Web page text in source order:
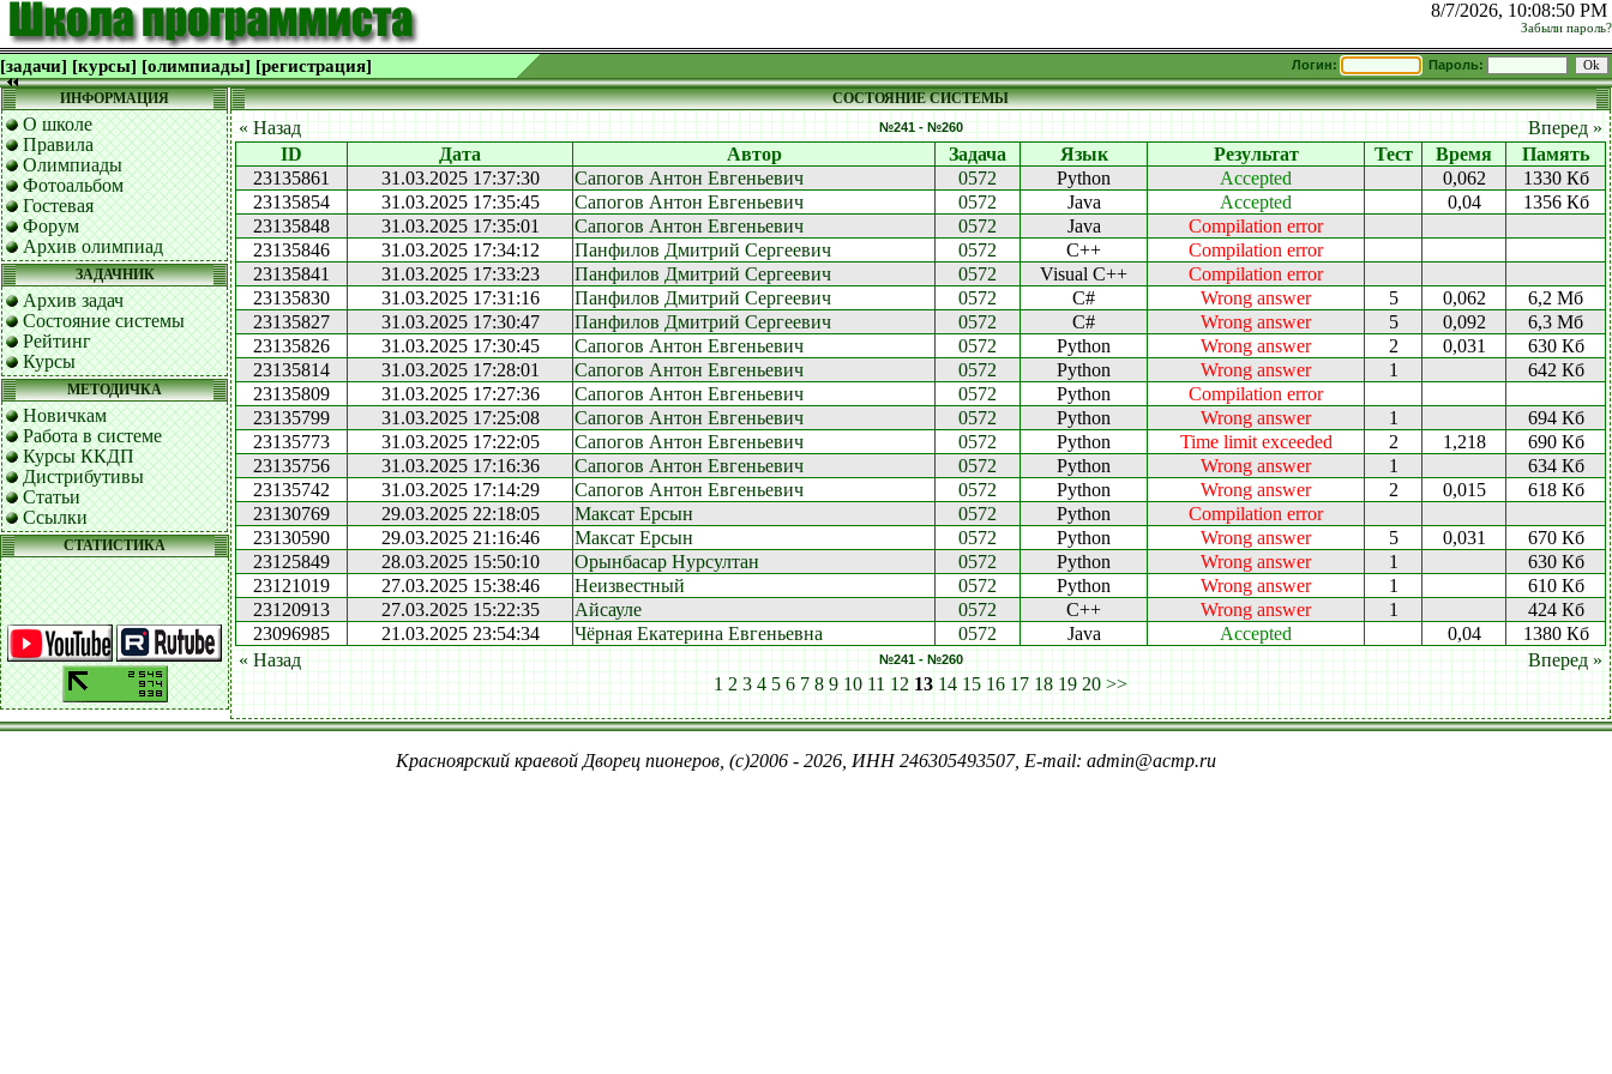
8/7/2026, 10:08:50 PM
Забыли пароль?
[задачи] [курсы] [олимпиады] [регистрация] Логин: Пароль:
ИНФОРМАЦИЯ
О школе
Правила
Олимпиады
Фотоальбом
Гостевая
Форум
Архив олимпиад
ЗАДАЧНИК
Архив задач
Состояние системы
Рейтинг
Курсы
МЕТОДИЧКА
Новичкам
Работа в системе
Курсы ККДП
Дистрибутивы
Статьи
Ссылки
СТАТИСТИКА
СОСТОЯНИЕ СИСТЕМЫ
« Назад №241 - №260
Вперед »
ID
Дата Автор Задача Язык Результат Тест Время
Память
23135861
31.03.2025 17:37:30 Сапогов Антон Евгеньевич 0572 Python Accepted 0,062
1330 Кб
23135854
31.03.2025 17:35:45 Сапогов Антон Евгеньевич 0572 Java Accepted 0,04
1356 Кб
23135848
31.03.2025 17:35:01 Сапогов Антон Евгеньевич 0572 Java
Compilation error
23135846
31.03.2025 17:34:12 Панфилов Дмитрий Сергеевич 0572 C++
Compilation error
23135841
31.03.2025 17:33:23 Панфилов Дмитрий Сергеевич 0572 Visual C++
Compilation error
23135830
31.03.2025 17:31:16 Панфилов Дмитрий Сергеевич 0572 C# Wrong answer 5 0,062
6,2 Мб
23135827
31.03.2025 17:30:47 Панфилов Дмитрий Сергеевич 0572 C# Wrong answer 5 0,092
6,3 Мб
23135826
31.03.2025 17:30:45 Сапогов Антон Евгеньевич 0572 Python Wrong answer 2 0,031
630 Кб
23135814
31.03.2025 17:28:01 Сапогов Антон Евгеньевич 0572 Python Wrong answer 1
642 Кб
23135809
31.03.2025 17:27:36 Сапогов Антон Евгеньевич 0572 Python
Compilation error
23135799
31.03.2025 17:25:08 Сапогов Антон Евгеньевич 0572 Python Wrong answer 1
694 Кб
23135773
31.03.2025 17:22:05 Сапогов Антон Евгеньевич 0572 Python Time limit exceeded 2 1,218
690 Кб
23135756
31.03.2025 17:16:36 Сапогов Антон Евгеньевич 0572 Python Wrong answer 1
634 Кб
23135742
31.03.2025 17:14:29 Сапогов Антон Евгеньевич 0572 Python Wrong answer 2 0,015
618 Кб
23130769
29.03.2025 22:18:05 Максат Ерсын 0572 Python
Compilation error
23130590
29.03.2025 21:16:46 Максат Ерсын 0572 Python Wrong answer 5 0,031
670 Кб
23125849
28.03.2025 15:50:10 Орынбасар Нурсултан 0572 Python Wrong answer 1
630 Кб
23121019
27.03.2025 15:38:46 Неизвестный 0572 Python Wrong answer 1
610 Кб
23120913
27.03.2025 15:22:35 Айсауле 0572 C++ Wrong answer 1
424 Кб
23096985
21.03.2025 23:54:34 Чёрная Екатерина Евгеньевна 0572 Java Accepted 0,04
1380 Кб
« Назад
№241 - №260
Вперед »
1 2 3 4 5 6 7 8 9 10 11 12 13 14 15 16 17 18 19 20 >>
Красноярский краевой Дворец пионеров, (c)2006 - 2026, ИНН 246305493507, E-mail: admin@acmp.ru